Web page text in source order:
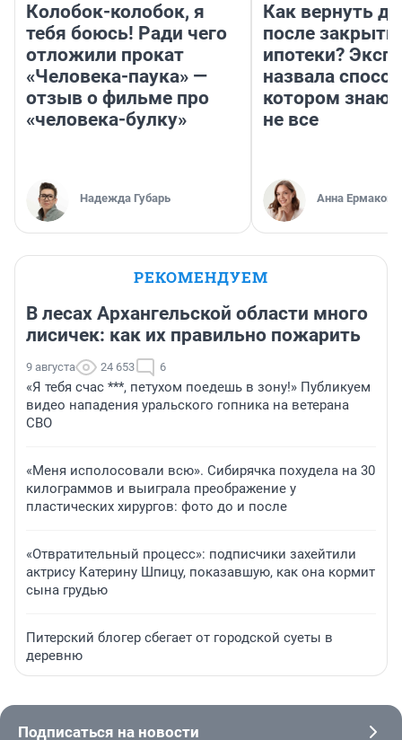
Колобок-колобок, я
тебя боюсь! Ради чего
отложили прокат
«Человека-паука» —
отзыв о фильме про
«человека-булку»
Надежда Губарь
Как вернуть
после
ипотеки?
назвала
котором
не все
Анна Ермакова
РЕКОМЕНДУЕМ
В лесах Архангельской области много
лисичек: как их правильно пожарить
9 августа 24 653 6
«Я тебя счас ***, петухом поедешь в зону!» Публикуем
видео нападения уральского гопника на ветерана
СВО
«Меня исполосовали всю». Сибирячка похудела на 30
килограммов и выиграла преображение у
пластических хирургов: фото до и после
«Отвратительный процесс»: подписчики захейтили
актрису Катерину Шпицу, показавшую, как она кормит
сына грудью
Питерский блогер сбегает от городской суеты в
деревню
Подписаться на новости